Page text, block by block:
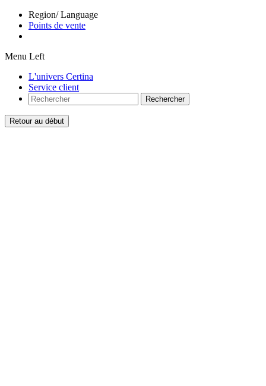
Region/ Language
Points de vente
Menu Left
L'univers Certina
Service client
Rechercher
Retour au début